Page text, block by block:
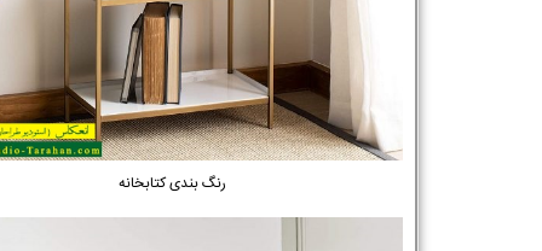
رنگ بندی کتابخانه